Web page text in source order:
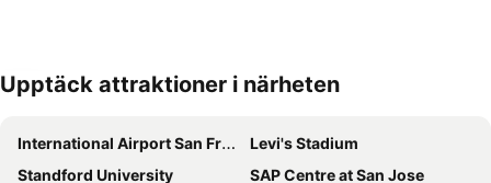
Förstora kartan
Upptäck attraktioner i närheten
International Airport San Francisco
Levi's Stadium
Standford University
SAP Centre at San Jose